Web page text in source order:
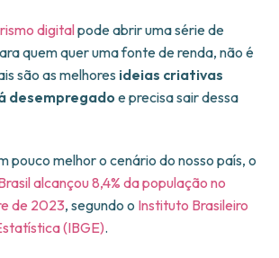
digitalpode abrir uma série de
quem quer uma fonte de renda, não é
são as melhores ideias criativas
desempregado e precisa sair dessa
pouco melhor o cenário do nosso país, o
alcançou 8,4% da população no
de 2023, segundo o Instituto Brasileiro
(IBGE).